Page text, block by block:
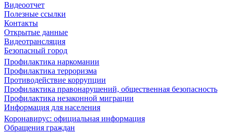
Видеоотчет
Полезные ссылки
Контакты
Открытые данные
Видеотрансляция
Безопасный город
Профилактика наркомании
Профилактика терроризма
Противодействие коррупции
Профилактика правонарушений, общественная безопасность
Профилактика незаконной миграции
Информация для населения
Коронавирус: официальная информация
Обращения граждан